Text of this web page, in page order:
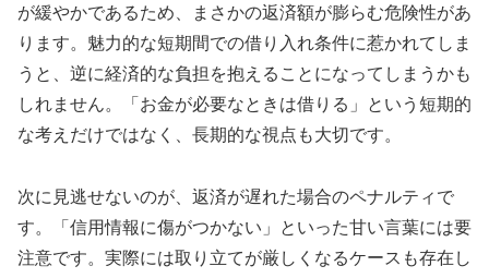
が緩やかであるため、まさかの返済額が膨らむ危険性があ
ります。魅力的な短期間での借り入れ条件に惹かれてしま
うと、逆に経済的な負担を抱えることになってしまうかも
しれません。「お金が必要なときは借りる」という短期的
な考えだけではなく、長期的な視点も大切です。
次に見逃せないのが、返済が遅れた場合のペナルティで
す。「信用情報に傷がつかない」といった甘い言葉には要
注意です。実際には取り立てが厳しくなるケースも存在し